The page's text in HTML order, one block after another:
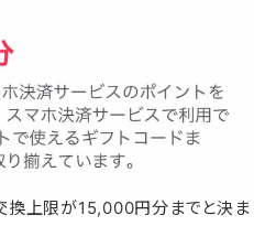
換上限が15,000円分まで と決ま